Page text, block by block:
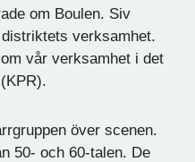
om Boulen. Siv
verksamhet.
vår verksamhet i det
över scenen.
50- och 60-talen. De